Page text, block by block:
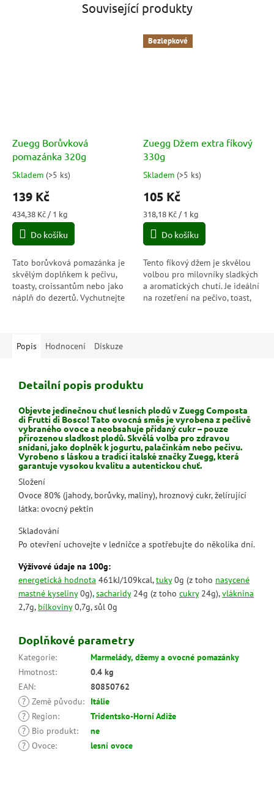
Související produkty
Zuegg Borůvková
pomazánka 320g
Průměrné
hodnocení
produktu
je
5,0
5
hvězdiček.
Skladem (>5 ks)
139 Kč
Měrná
cena:
434,38 Kč / 1 kg
Do košíku
Tato borůvková pomazánka je
skvělým doplňkem k pečivu,
toasty, croissantům nebo jako
náplň do dezertů. Vychutnejte
Bezlepkové
Zuegg Džem extra fíkový
330g
Průměrné
hodnocení
produktu
je
5,0
5
hvězdiček.
Skladem (>5 ks)
105 Kč
Měrná
cena:
318,18 Kč / 1 kg
Do košíku
Tento fíkový džem je skvělou
volbou pro milovníky sladkých
a aromatických chutí. Je ideální
na rozetření na pečivo, toast,
Popis Hodnocení Diskuze
Detailní popis produktu
Objevte jedinečnou chuť lesních plodů v Zuegg Composta
di Frutti di Bosco! Tato ovocná směs je vyrobena z pečlivě
vybraného ovoce a neobsahuje přidaný cukr – pouze
přirozenou sladkost plodů. Skvělá volba pro zdravou
snídani, jako doplněk k jogurtu, palačinkám nebo pečivu.
Vyrobeno s láskou a tradicí italské značky Zuegg, která
garantuje vysokou kvalitu a autentickou chuť.
Složení
Ovoce 80% (jahody, borůvky, maliny), hroznový cukr, želírující
látka: ovocný pektin
Skladování
Po otevření uchovejte v ledničce a spotřebujte do několika dní.
Výživové údaje na 100g:
energetická hodnota 461kJ/109kcal,tuky0g (z toho nasycené
mastné kyseliny0g),sacharidy24g (z toho cukry24g),vláknina
2,7g, bílkoviny0,7g, sůl 0g
Doplňkové parametry
Kategorie:
Marmelády, džemy a ovocné pomazánky
Hmotnost:
0.4 kg
EAN:
80850762
? Země původu:
Itálie
?
Region:
Tridentsko-Horní Adiže
?
Bio produkt:
ne
? Ovoce: lesní ovoce